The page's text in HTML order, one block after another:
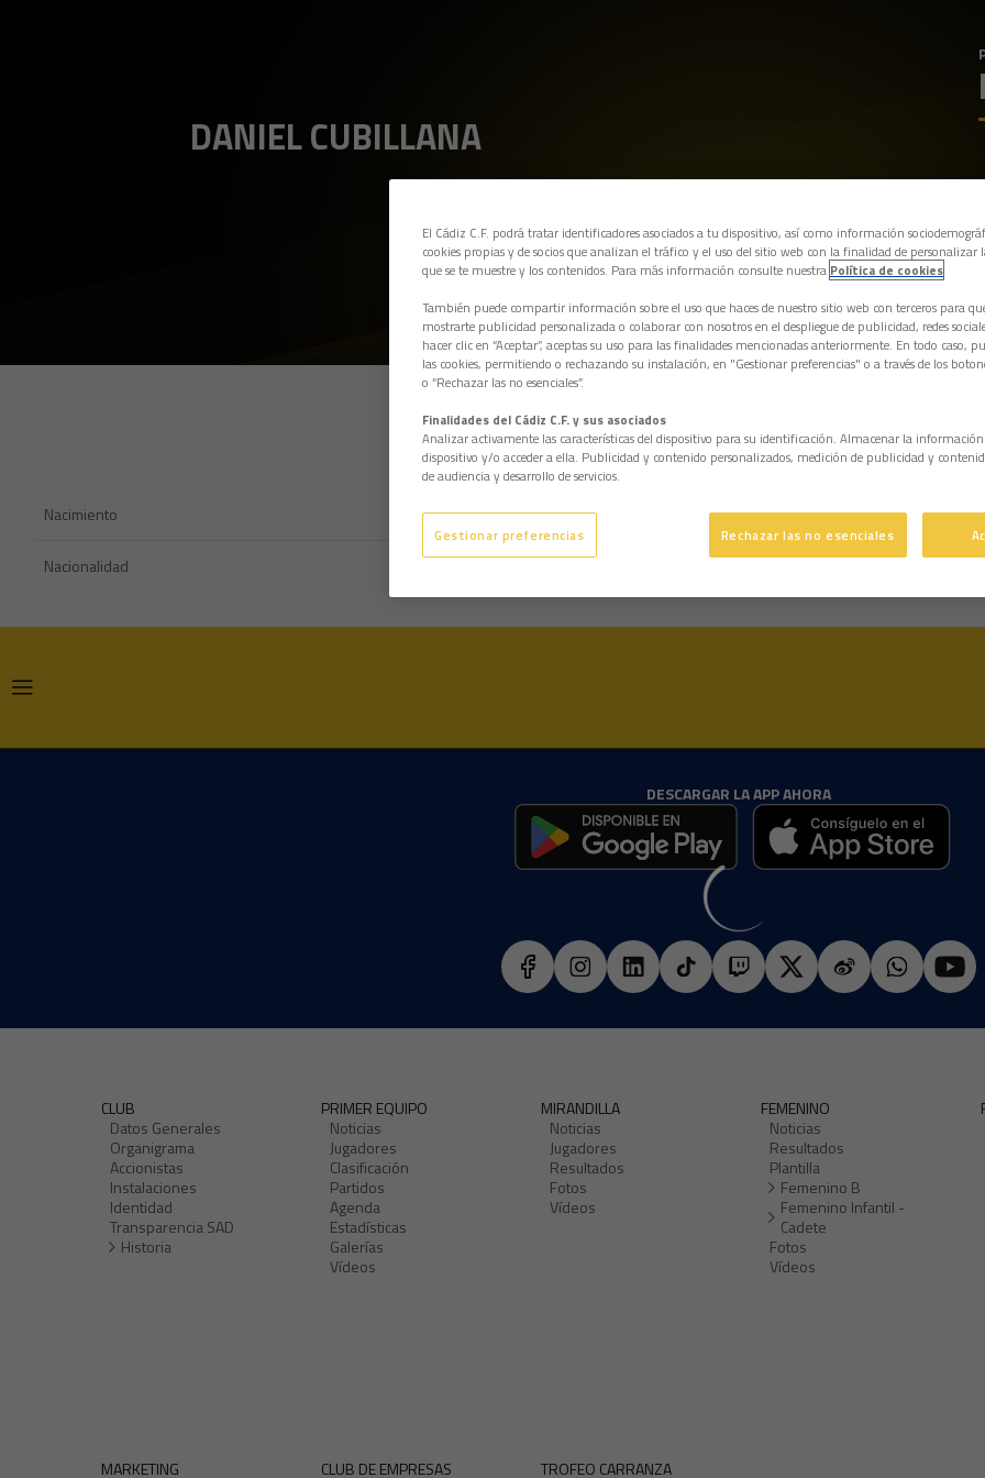
DANIEL CUBILLANA
Nacimiento Edad 17 años
Nacionalidad
DESCARGAR LA APP AHORA
CLUB
Datos Generales
Organigrama
Accionistas
Instalaciones
Identidad
Transparencia SAD
Historia
PRIMER EQUIPO
Noticias
Jugadores
Clasificación
Partidos
Agenda
Estadísticas
Galerías
Vídeos
MIRANDILLA
Noticias
Jugadores
Resultados
Fotos
Vídeos
FEMENINO
Noticias
Resultados
Plantilla
Femenino B
Femenino Infantil -
Cadete
Fotos
Vídeos
MARKETING
CLUB DE EMPRESAS
TROFEO CARRANZA
El Cádiz C.F. podrá tratar identificadores asociados a tu dispositivo, así como información
cookies propias y de socios que analizan el tráfico y el uso del sitio web con la finalidad de personalizar
que se te muestre y los contenidos. Para más información consulte nuestra Política de cookies
También puede compartir información sobre el uso que haces de nuestro sitio web con terceros para
mostrarte publicidad personalizada o colaborar con nosotros en el despliegue de publicidad, redes
hacer clic en “Aceptar”, aceptas su uso para las finalidades mencionadas anteriormente. En todo caso,
las cookies, permitiendo o rechazando su instalación, en "Gestionar preferencias" o a través de los
o “Rechazar las no esenciales”.
Finalidades del Cádiz C.F. y sus asociados
Analizar activamente las características del dispositivo para su identificación. Almacenar la
dispositivo y/o acceder a ella. Publicidad y contenido personalizados, medición de publicidad y
de audiencia y desarrollo de servicios.
Gestionar preferencias Rechazar las no esenciales